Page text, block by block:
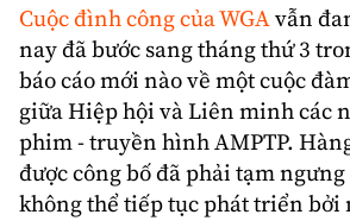
Cuộc đình công củaWGAvẫn
nay đã bước sang tháng thứ 3
báo cáo mới nào về một cuộc
giữa Hiệp hội và Liên minh các
phim - truyền hìnhAMPTP.
được công bố đã phải tạm
không thể tiếp tục phát triển bởi